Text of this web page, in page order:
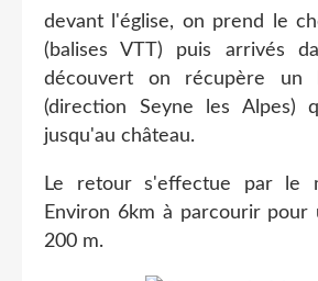
devant l'église, on prend le
(balises VTT) puis arrivés
découvert on récupère un
(direction Seyne les Alpes)
jusqu'au château.
Le retour s'effectue par le
Environ 6km à parcourir pour
200 m.